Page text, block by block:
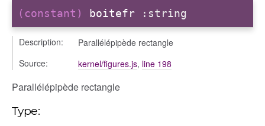
(constant) boitefr :string
Description:
Parallélépipède rectangle
Source:
kernel/figures.js, line 198
Parallélépipède rectangle
Type: